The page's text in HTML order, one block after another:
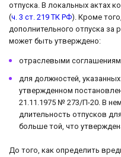
отпуска. В локальных актах
(ч. 3 ст. 219 ТК РФ). Кроме
дополнительного отпуска за
может быть утверждено:
отраслевыми
для должностей,
утвержденном
21.11.1975 № 273/П-20. В
длительность отпусков
больше той, что
До того, как определить